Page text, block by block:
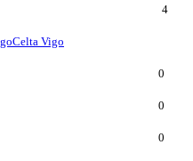
4
Celta Vigo
0
0
0